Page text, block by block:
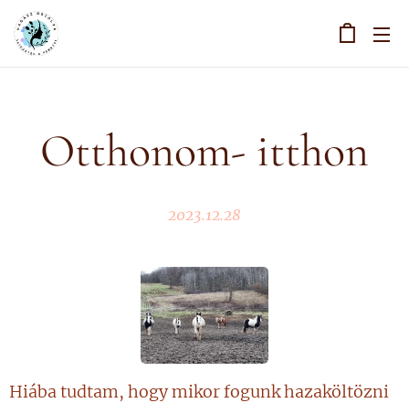
Otthonom- itthon
2023.12.28
Hiába tudtam, hogy mikor fogunk hazaköltözni